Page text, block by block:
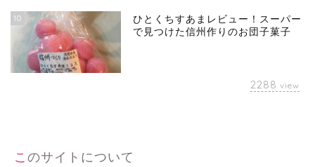
10
ひとくちすあまレビュー！スーパー
で見つけた信州作りのお団子菓子
2288 view
このサイトについて